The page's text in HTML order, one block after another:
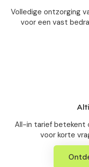
Volledige ontzorging
voor een vast
All-in tarief betekent
voor korte